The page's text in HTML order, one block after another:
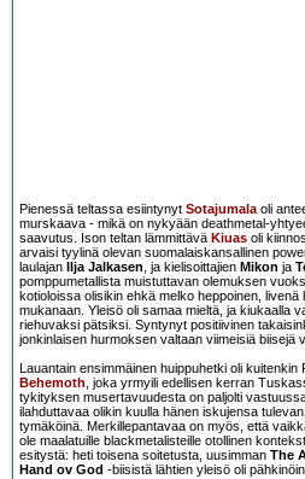
Pienessä teltassa esiintynyt Sotajumalaoli
murskaava - mikä on nykyään deathmetal-
saavutus. Ison teltan lämmittävä Kiuas oli
arvaisi tyylinä olevan suomalaiskansallinen
laulajan
Ilja Jalkasen, ja kielisoittajien Mikon ja
pomppumetallista muistuttavan olemuksen
kotioloissa olisikin ehkä melko heppoinen,
mukanaan. Yleisö oli samaa mieltä, ja kiukaalla
riehuvaksi pätsiksi. Syntynyt positiivinen
jonkinlaisen hurmoksen valtaan viimeisiä biisejä
Lauantain ensimmäinen huippuhetki oli
Behemoth, joka yrmyili edellisen kerran
tykityksen musertavuudesta on paljolti
ilahduttavaa olikin kuulla hänen iskujensa
tymäköinä. Merkillepantavaa on myös, että
ole maalatuille blackmetalisteille otollinen
esitystä: heti toisena soitetusta, uusimman The
Hand ov God -biisistä lähtien yleisö oli